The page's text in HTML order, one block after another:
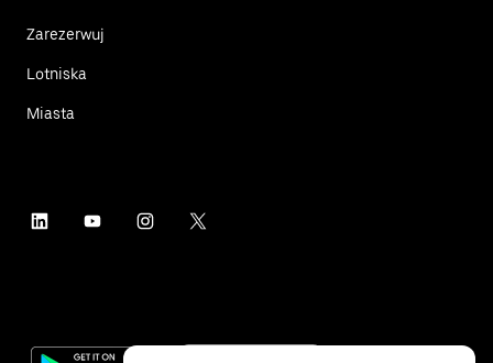
Zarezerwuj
Lotniska
Miasta